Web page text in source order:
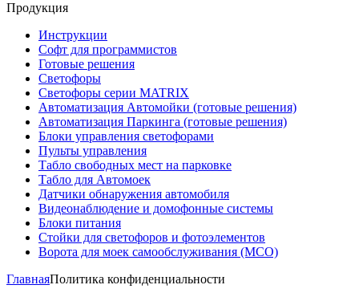
Продукция
Инструкции
Софт для программистов
Готовые решения
Светофоры
Светофоры серии MATRIX
Автоматизация Автомойки (готовые решения)
Автоматизация Паркинга (готовые решения)
Блоки управления светофорами
Пульты управления
Табло свободных мест на парковке
Табло для Автомоек
Датчики обнаружения автомобиля
Видеонаблюдение и домофонные системы
Блоки питания
Стойки для светофоров и фотоэлементов
Ворота для моек самообслуживания (МСО)
ГлавнаяПолитика конфиденциальности